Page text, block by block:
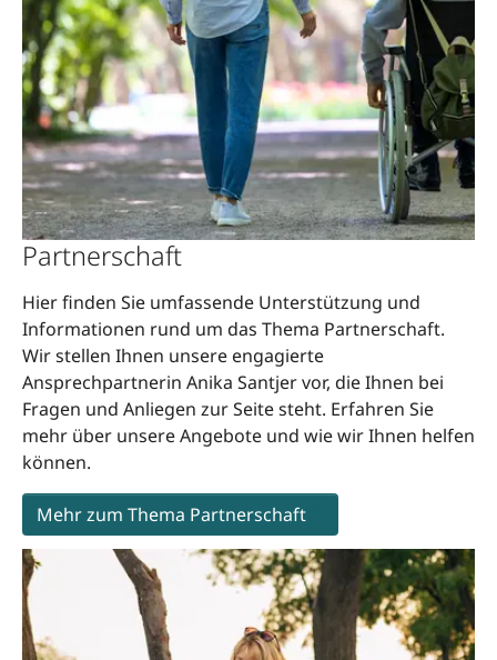
Partnerschaft
Hier finden Sie umfassende Unterstützung und
Informationen rund um das Thema Partnerschaft.
Wir stellen Ihnen unsere engagierte
Ansprechpartnerin Anika Santjer vor, die Ihnen bei
Fragen und Anliegen zur Seite steht. Erfahren Sie
mehr über unsere Angebote und wie wir Ihnen helfen
können.
Mehr zum Thema Partnerschaft